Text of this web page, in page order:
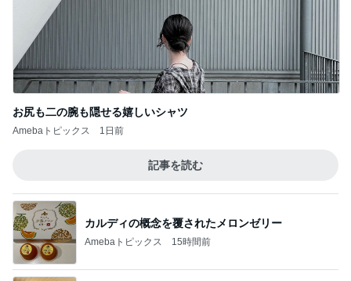
お尻も二の腕も隠せる嬉しいシャツ
Amebaトピックス 1日前
記事を読む
カルディの概念を覆されたメロンゼリー
Amebaトピックス 15時間前